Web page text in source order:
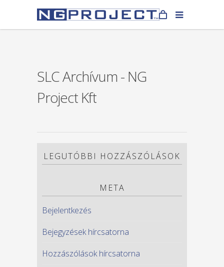
SLC Archívum - NG
Project Kft
LEGUTÓBBI HOZZÁSZÓLÁSOK
META
Bejelentkezés
Bejegyzések hírcsatorna
Hozzászólások hírcsatorna